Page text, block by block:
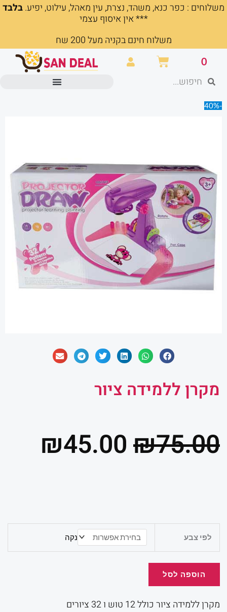
דילוג
משלוחים : כפר כנא, משהד, נצרת, עין מאהל, עילוט, יפיע.בלבד
*** אין איסוף עצמי
משלוח חינם בקניה מעל 200 שח
0 עגלת
קניות חיפושחיפוש
-40%
מקרן ללמידה ציור
₪75.00
המחיר
היה:
₪45.00
לפי צבע נקה
ללמידה
ציור
הוספה לסל
מקרן ללמידה ציור כולל 12 טוש ו 32 ציורים